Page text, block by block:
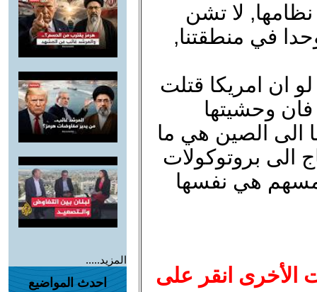
نظامها, لا تشن
في منطقتنا,
ان امريكا قتلت
وحشيتها
الى الصين هي ما
الى بروتوكولات
هي نفسها
الأخرى انقر على
المزيد.....
احدث المواضيع